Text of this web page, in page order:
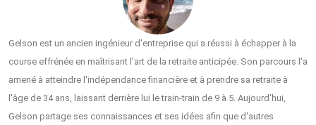
Gelson est un ancien ingénieur d'entreprise qui a réussi à échapper à la
course effrénée en maîtrisant l'art de la retraite anticipée. Son parcours l'a
amené à atteindre l'indépendance financière et à prendre sa retraite à
l'âge de 34 ans, laissant derrière lui le train-train de 9 à 5. Aujourd'hui,
Gelson partage ses connaissances et ses idées afin que d'autres